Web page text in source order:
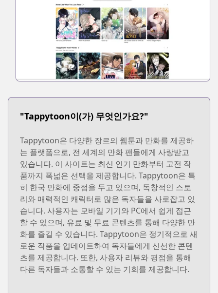
"Tappytoon이(가) 무엇인가요?"
Tappytoon은 다양한 장르의 웹툰과 만화를 제공하
는 플랫폼으로, 전 세계의 만화 팬들에게 사랑받고
있습니다. 이 사이트는 최신 인기 만화부터 고전 작
품까지 폭넓은 선택을 제공합니다. Tappytoon은 특
히 한국 만화에 중점을 두고 있으며, 독창적인 스토
리와 매력적인 캐릭터로 많은 독자들을 사로잡고 있
습니다. 사용자는 모바일 기기와 PC에서 쉽게 접근
할 수 있으며, 유료 및 무료 콘텐츠를 통해 다양한 만
화를 즐길 수 있습니다. Tappytoon은 정기적으로 새
로운 작품을 업데이트하여 독자들에게 신선한 콘텐
츠를 제공합니다. 또한, 사용자 리뷰와 평점을 통해
다른 독자들과 소통할 수 있는 기회를 제공합니다.